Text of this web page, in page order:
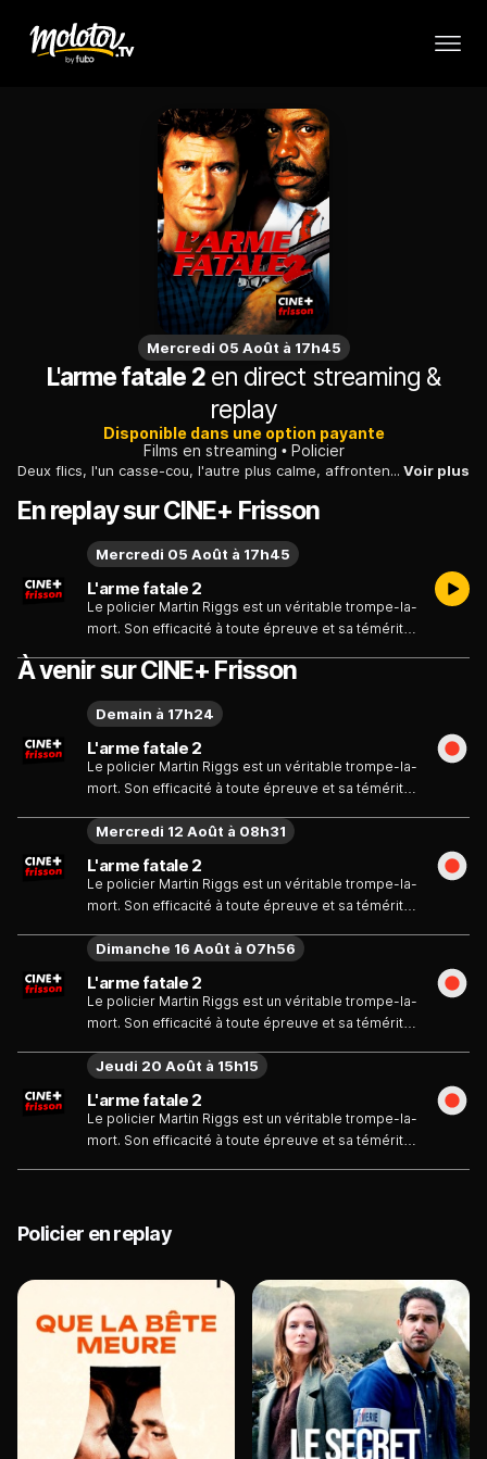
Mercredi 05 Août à 17h45
L'arme fatale 2en direct streaming &
replay
Disponible dans une option payante
Films en streaming
Policier
Deux flics, l'un casse-cou, l'autre plus calme, affrontent des trafiquants de drogue : leur chef profite de son immunité diplomatique pour son commerce illégal. Voir plus
En replay sur CINE+ Frisson
L'arme fatale 2
Le policier Martin Riggs est un véritable trompe-la-
mort. Son efficacité à toute épreuve et sa témérité
d'"Arme fatale". Riggs fait équipe avec Roger
protéger un témoin contre des trafiquants de
Mercredi 05 Août à 17h45
À venir sur CINE+ Frisson
L'arme fatale 2
Le policier Martin Riggs est un véritable trompe-la-
mort. Son efficacité à toute épreuve et sa témérité
d'"Arme fatale". Riggs fait équipe avec Roger
protéger un témoin contre des trafiquants de
drogue...
Demain à 17h24
L'arme fatale 2
Le policier Martin Riggs est un véritable trompe-la-
mort. Son efficacité à toute épreuve et sa témérité
d'"Arme fatale". Riggs fait équipe avec Roger
protéger un témoin contre des trafiquants de
drogue...
Mercredi 12 Août à 08h31
L'arme fatale 2
Le policier Martin Riggs est un véritable trompe-la-
mort. Son efficacité à toute épreuve et sa témérité
d'"Arme fatale". Riggs fait équipe avec Roger
protéger un témoin contre des trafiquants de
drogue...
Dimanche 16 Août à 07h56
L'arme fatale 2
Le policier Martin Riggs est un véritable trompe-la-
mort. Son efficacité à toute épreuve et sa témérité
protéger un témoin contre des trafiquants de
drogue...
Jeudi 20 Août à 15h15
Policier en replay